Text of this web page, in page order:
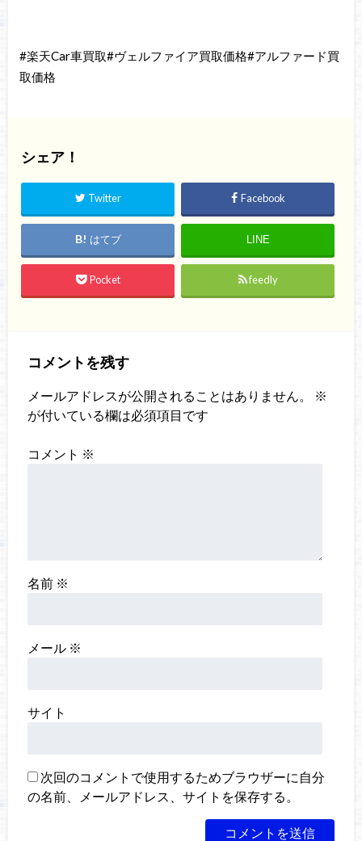
#楽天Car車買取#ヴェルファイア買取価格#アルファード買
取価格
シェア！
Twitter Facebook
はてブ LINE
Pocket feedly
コメントを残す
メールアドレスが公開されることはありません。
※
が付いている欄は必須項目です
コメント ※
名前 ※
メール ※
サイト
次回のコメントで使用するためブラウザーに自分
の名前、メールアドレス、サイトを保存する。